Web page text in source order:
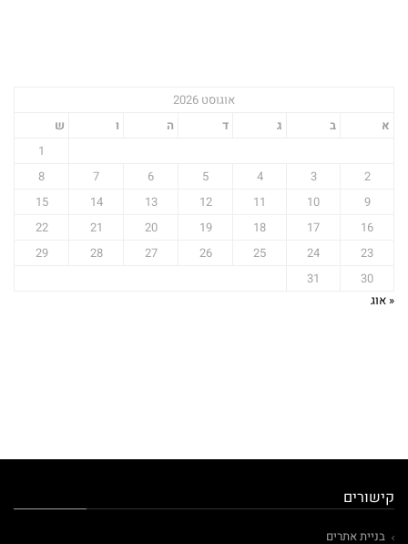
אוגוסט 2026
א
ב ג ד ה ו
ש
1
2
3
4
5
6
7
8
9
10
11
12
13
14
15
16
17
18
19
20
21
22
23
24
25
26
27
28
29
30
31
« אוג
קישורים
בניית אתרים